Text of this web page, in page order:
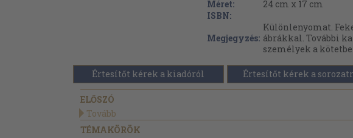
Méret:
24 cm x 17 cm
ISBN:
Megjegyzés:
Különlenyomat.
ábrákkal. További
személyek a
Értesítőt kérek a kiadóról Értesítőt kérek a
ELŐSZÓ
Tovább
TÉMAKÖRÖK